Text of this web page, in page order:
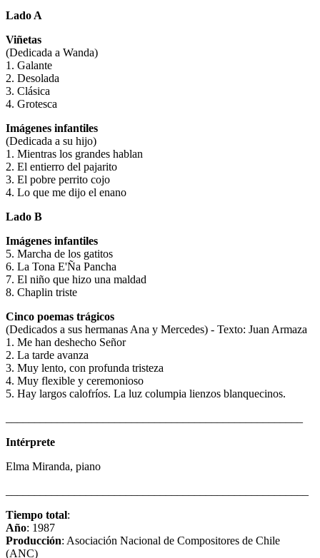
Lado A
Viñetas
(Dedicada a Wanda)
1. Galante
2. Desolada
3. Clásica
4. Grotesca
Imágenes infantiles
(Dedicada a su hijo)
1. Mientras los grandes hablan
2. El entierro del pajarito
3. El pobre perrito cojo
4. Lo que me dijo el enano
Lado B
Imágenes infantiles
5. Marcha de los gatitos
6. La Tona E'Ña Pancha
7. El niño que hizo una maldad
8. Chaplin triste
Cinco poemas trágicos
(Dedicados a sus hermanas Ana y Mercedes) - Texto: Juan Armaza
1. Me han deshecho Señor
2. La tarde avanza
3. Muy lento, con profunda tristeza
4. Muy flexible y ceremonioso
5. Hay largos calofríos. La luz columpia lienzos blanquecinos.
Intérprete
Elma Miranda, piano
Tiempo total:
Año: 1987
Producción: Asociación Nacional de Compositores de Chile
(ANC)